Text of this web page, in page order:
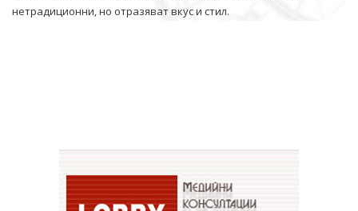
нетрадиционни, но отразяват вкус и стил.